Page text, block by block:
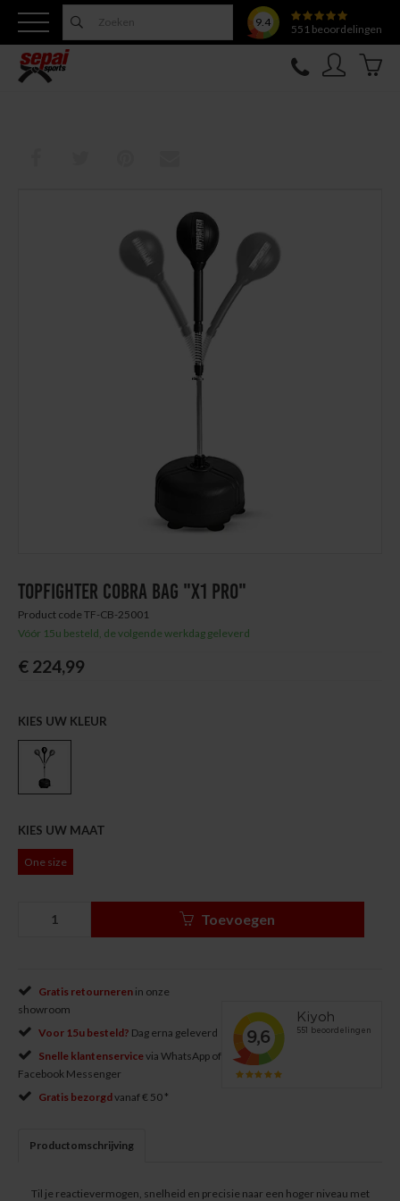
9.4
551 beoordelingen
TOPFIGHTER COBRA BAG "X1 PRO"
Product code TF-CB-25001
Vóór 15u besteld, de volgende werkdag geleverd
€ 224,99
KIES UW KLEUR
KIES UW MAAT
One size
Toevoegen
Gratis retourneren in onze
showroom
Voor 15u besteld? Dag erna geleverd
Snelle klantenservicevia WhatsApp of
Facebook Messenger
Gratis bezorgdvanaf € 50 *
Productomschrijving
Til je reactievermogen, snelheid en precisie naar een hoger niveau met